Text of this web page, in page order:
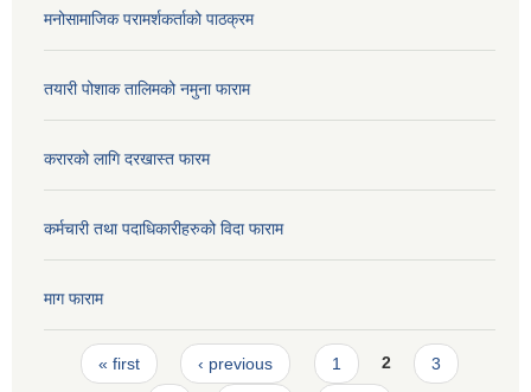
मनोसामाजिक परामर्शकर्ताको पाठक्रम
तयारी पोशाक तालिमको नमुना फाराम
करारको लागि दरखास्त फारम
कर्मचारी तथा पदाधिकारीहरुको विदा फाराम
माग फाराम
Pages
« first ‹ previous 1 2 3